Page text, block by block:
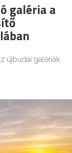
galéria a
újbudai galériák